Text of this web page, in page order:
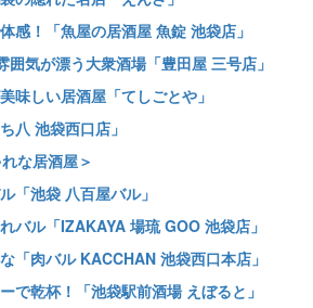
感！「魚屋の居酒屋 魚錠 池袋店」
気が漂う大衆酒場「豊田屋 三号店」
味しい居酒屋「てしごとや」
八 池袋西口店」
な居酒屋＞
「池袋 八百屋バル」
バル「IZAKAYA 場琉 GOO 池袋店」
「肉バル KACCHAN 池袋西口本店」
で乾杯！「池袋駅前酒場 えぼると」